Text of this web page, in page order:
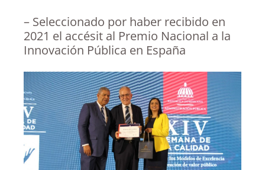
– Seleccionado por haber recibido en
2021 el accésit al Premio Nacional a la
Innovación Pública en España